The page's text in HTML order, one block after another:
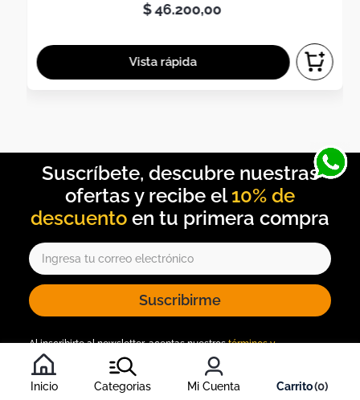
Inicio Categorias Mi Cuenta 0
$46.200,00
10% de
descuento
Suscribirme
Al inscribirte al newsletter, aceptas nuestrostérminos y
condiciones
, y nuestra política de tratamiento de información